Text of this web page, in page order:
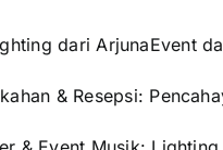
dari ArjunaEvent
& Resepsi: